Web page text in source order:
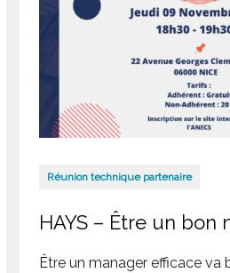
Réunion technique partenaire
HAYS – Être un bon
Être un manager efficace va